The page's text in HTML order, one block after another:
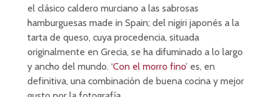
el clásico caldero murciano a las sabrosas
hamburguesas made in Spain; del nigiri japonés a la
tarta de queso, cuya procedencia, situada
originalmente en Grecia, se ha difuminado a lo largo
y ancho del mundo. ‘Con el morro fino’ es, en
definitiva, una combinación de buena cocina y mejor